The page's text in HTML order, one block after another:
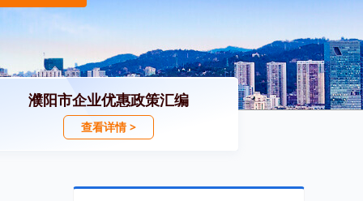
濮阳市企业优惠政策汇编
查看详情 >